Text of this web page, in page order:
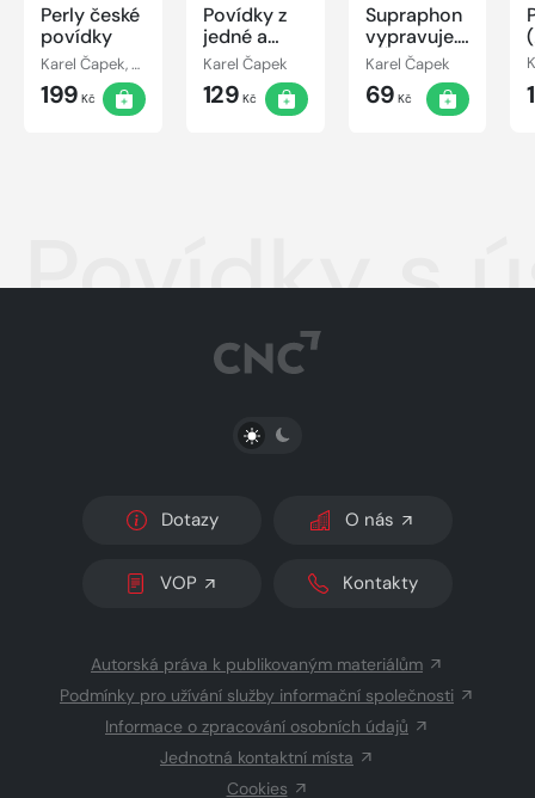
Perly české
povídky
Karel Čapek, Jan Neruda, Karel Poláček, Vladislav Vančura, Ignát Herrmann, Jaroslava Haška
199 Kč
Povídky z
jedné a
druhé
kapsy
Karel Čapek
129 Kč
Supraphon
vypravuje...6
( Čapek,
Horníček,
Eisner,
Prachař)
Karel Čapek
69 Kč
Povídky s
PŘEPNOUT SVĚTLÝ/TMAVÝ REŽIM
Dotazy O nás
VOP Kontakty
Autorská práva k publikovaným materiálům
Podmínky pro užívání služby informační společnosti
Informace o zpracování osobních údajů
Jednotná kontaktní místa
Cookies